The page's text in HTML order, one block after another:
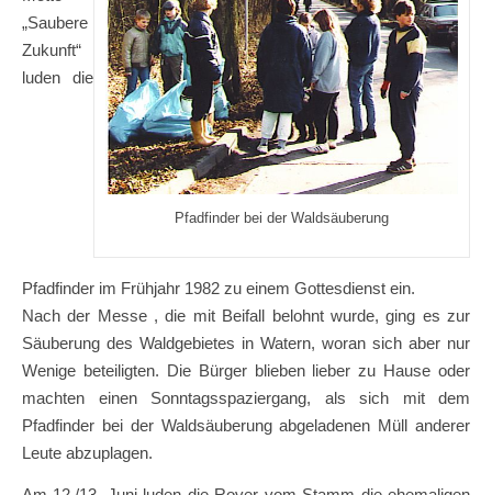
Pfadfinder bei der Waldsäuberung
„Saubere
Zukunft“
luden die
Pfadfinder im Frühjahr 1982 zu einem Gottesdienst ein.
Nach der Messe , die mit Beifall belohnt wurde, ging es zur
Säuberung des Waldgebietes in Watern, woran sich aber nur
Wenige beteiligten. Die Bürger blieben lieber zu Hause oder
machten einen Sonntagsspaziergang, als sich mit dem
Pfadfinder bei der Waldsäuberung abgeladenen Müll anderer
Leute abzuplagen.